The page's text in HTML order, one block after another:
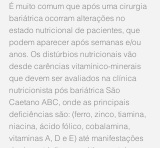
É muito comum que após uma cirurgia
bariátrica ocorram alterações no
estado nutricional de pacientes, que
podem aparecer após semanas e/ou
anos. Os distúrbios nutricionais vão
desde carências vitamínico-minerais
que devem ser avaliados na clínica
nutricionista pós bariátrica São
Caetano ABC, onde as principais
deficiências são: (ferro, zinco, tiamina,
niacina, ácido fólico, cobalamina,
vitaminas A, D e E) até manifestações